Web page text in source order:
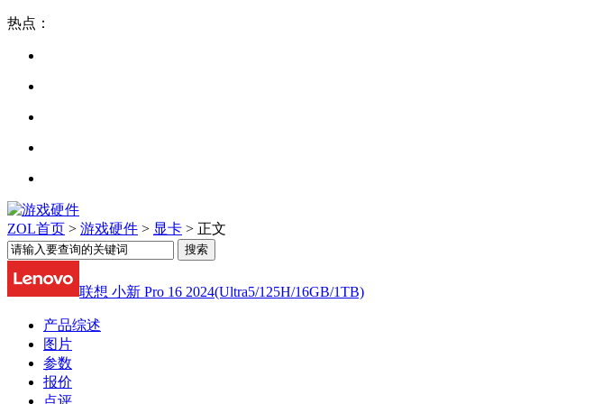
热点：
ZOL首页 > 游戏硬件 > 显卡 > 正文
联想 小新 Pro 16 2024(Ultra5/125H/16GB/1TB)
产品综述
图片
参数
报价
点评